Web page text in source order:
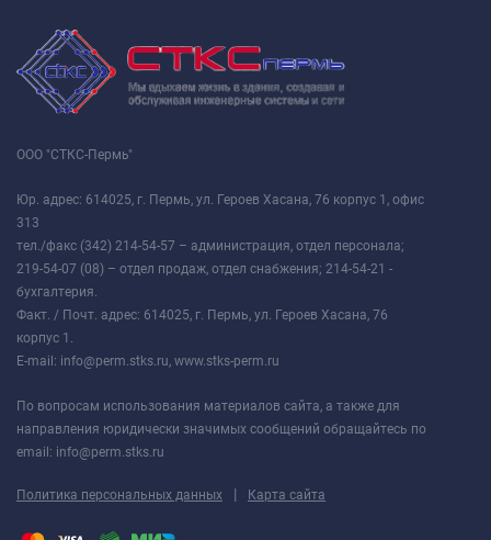
ООО "СТКС-Пермь"
Юр. адрес: 614025, г. Пермь, ул. Героев Хасана, 76 корпус 1, офис
313
тел./факс (342) 214-54-57 – администрация, отдел персонала;
219-54-07 (08) – отдел продаж, отдел снабжения; 214-54-21 -
бухгалтерия.
Факт. / Почт. адрес: 614025, г. Пермь, ул. Героев Хасана, 76
корпус 1.
E-mail: info@perm.stks.ru, www.stks-perm.ru
По вопросам использования материалов сайта, а также для
направления юридически значимых сообщений обращайтесь по
email: info@perm.stks.ru
Политика персональных данных | Карта сайта